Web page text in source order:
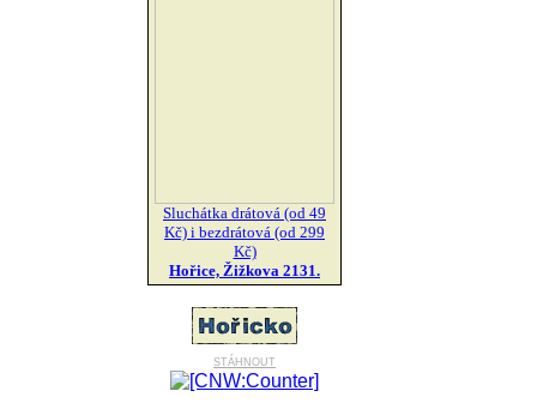
Sluchátka drátová (od 49
Kč) i bezdrátová (od 299
Kč)
Hořice, Žižkova 2131.
stáhnout